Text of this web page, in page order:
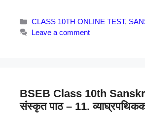
Categories
CLASS 10TH ONLINE TEST,
Leave a comment
BSEB Class 10th
संस्कृत पाठ – 11.